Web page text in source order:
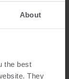
About
the best
They
afin
à
pour les